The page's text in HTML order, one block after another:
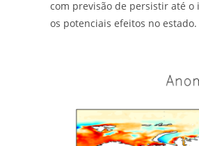
com previsão de persistir até o
os potenciais efeitos no estado.